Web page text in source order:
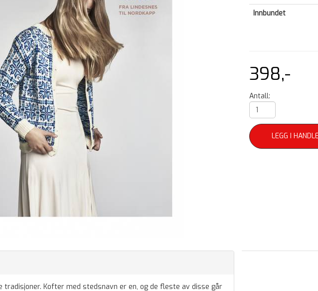
Innbundet
398,-
Antall:
LEGG I
tradisjoner. Kofter med stedsnavn er en, og de fleste av disse går